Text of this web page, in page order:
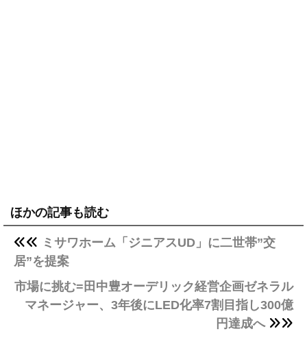
ほかの記事も読む
ミサワホーム「ジニアスUD」に二世帯”交
居”を提案
市場に挑む=田中豊オーデリック経営企画ゼネラル
マネージャー、3年後にLED化率7割目指し300億
円達成へ